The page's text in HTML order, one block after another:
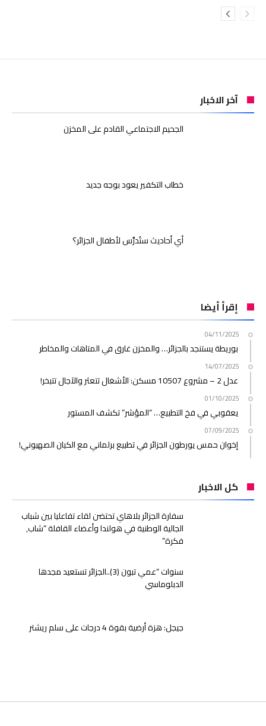
آخر الاخبار
الجحيم الاجتماعي القادم على المخزن
خطاب التكفير يعود بوجه جديد
أي أحاديث ستُدرَّس لأطفال الجزائر؟
إقرأ أيضا
04/11/2025
بوريطة يستنجد بالجزائر… والمخزن غارق في المتاهات والمخاطر
14/07/2025
عدل 2 – مشروع 10507 مسكن: الأشغال تتعثر والآجال تتبخر!
01/10/2025
يعقوبي في فخ التطبيع… “المؤشر” تكشف المستور
07/09/2025
إخوان حمس يورطون الجزائر في تطبيع برلماني مع الكيان الصهيوني!
كل الاخبار
سفارة الجزائر بلاهاي تحتضن لقاء تفاعليا بين شباب
الجالية الوطنية في هولندا وأعضاء القافلة “شاب,
فكرة”
سنوات “عمي تبون (3)..الجزائر تستعيد مجدها
الدبلوماسي
جيجل: هزة أرضية بقوة 4 درجات على سلم ريشتر